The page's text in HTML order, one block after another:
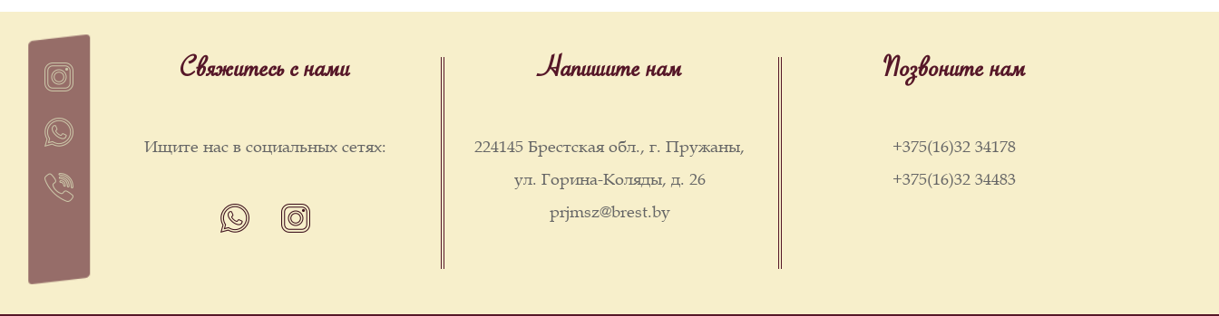
Свяжитесь с нами
Ищите нас в социальных сетях:
Напишите нам
224145 Брестская обл., г. Пружаны,
ул. Горина-Коляды, д. 26
prjmsz@brest.by
Позвоните нам
+375(16)32 34178
+375(16)32 34483